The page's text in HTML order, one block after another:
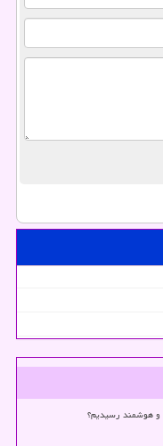
و هوشمند رسیدیم؟